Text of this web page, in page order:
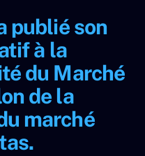
publié son
à la
du Marché
de la
marché